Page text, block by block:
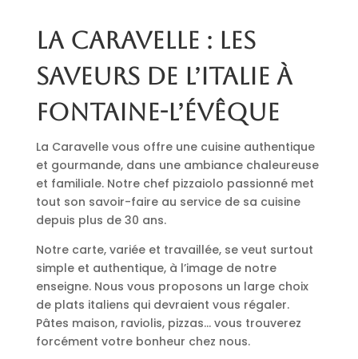
La Caravelle : les
saveurs de l’Italie à
Fontaine-l’Évêque
La Caravelle vous offre une cuisine authentique
et gourmande, dans une ambiance chaleureuse
et familiale. Notre chef pizzaiolo passionné met
tout son savoir-faire au service de sa cuisine
depuis plus de 30 ans.
Notre carte, variée et travaillée, se veut surtout
simple et authentique, à l’image de notre
enseigne. Nous vous proposons un large choix
de plats italiens qui devraient vous régaler.
Pâtes maison, raviolis, pizzas… vous trouverez
forcément votre bonheur chez nous.